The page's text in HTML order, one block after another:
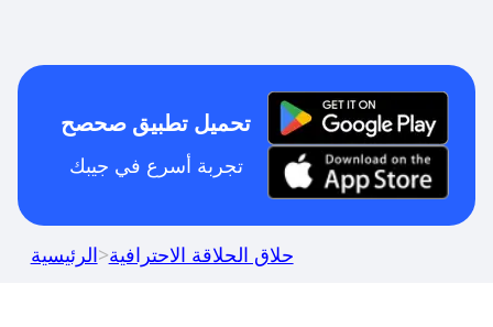
تحميل تطبيق صحصح
تجربة أسرع في جيبك
الرئيسية>حلاق الحلاقة الاحترافية